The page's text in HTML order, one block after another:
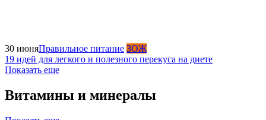
30 июняПравильное питание ЗОЖ
19 идей для легкого и полезного перекуса на диете
Показать еще
Витамины и минералы